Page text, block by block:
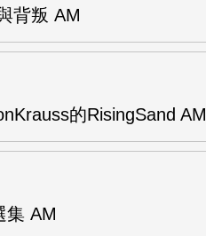
背叛 AM
的RisingSand AM
集 AM